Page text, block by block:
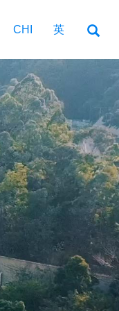
CHI 英